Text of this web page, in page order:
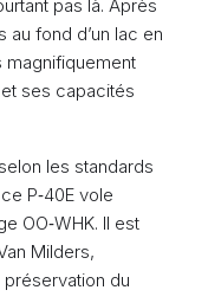
pas là. Après
fond d’un lac en
magnifiquement
ses capacités
les standards
P‑40E vole
OO‑WHK. Il est
Milders,
du